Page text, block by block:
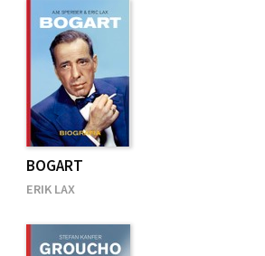
CATÁLOGOS PDF
Catálogo EE.UU
Catálogo Méjico
Catálogo Argentina
Catálogo Colombia
BOGART
ERIK LAX